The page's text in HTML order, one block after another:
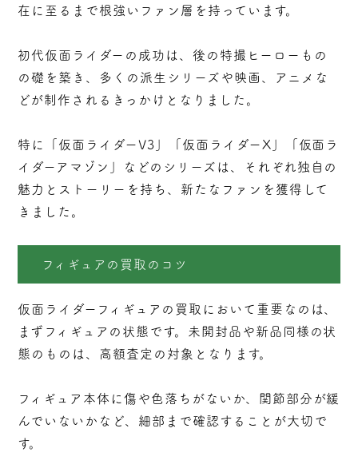
在に至るまで根強いファン層を持っています。
初代仮面ライダーの成功は、後の特撮ヒーローもの
の礎を築き、多くの派生シリーズや映画、アニメな
どが制作されるきっかけとなりました。
特に「仮面ライダーV3」「仮面ライダーX」「仮面ラ
イダーアマゾン」などのシリーズは、それぞれ独自の
魅力とストーリーを持ち、新たなファンを獲得して
きました。
フィギュアの買取のコツ
仮面ライダーフィギュアの買取において重要なのは、
まずフィギュアの状態です。未開封品や新品同様の状
態のものは、高額査定の対象となります。
フィギュア本体に傷や色落ちがないか、関節部分が緩
んでいないかなど、細部まで確認することが大切で
す。